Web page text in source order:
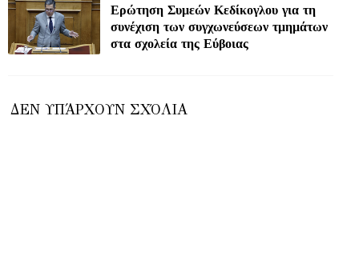
Ερώτηση Συμεών Κεδίκογλου για τη
συνέχιση των συγχωνεύσεων τμημάτων
στα σχολεία της Εύβοιας
ΔΕΝ ΥΠΆΡΧΟΥΝ ΣΧΌΛΙΑ